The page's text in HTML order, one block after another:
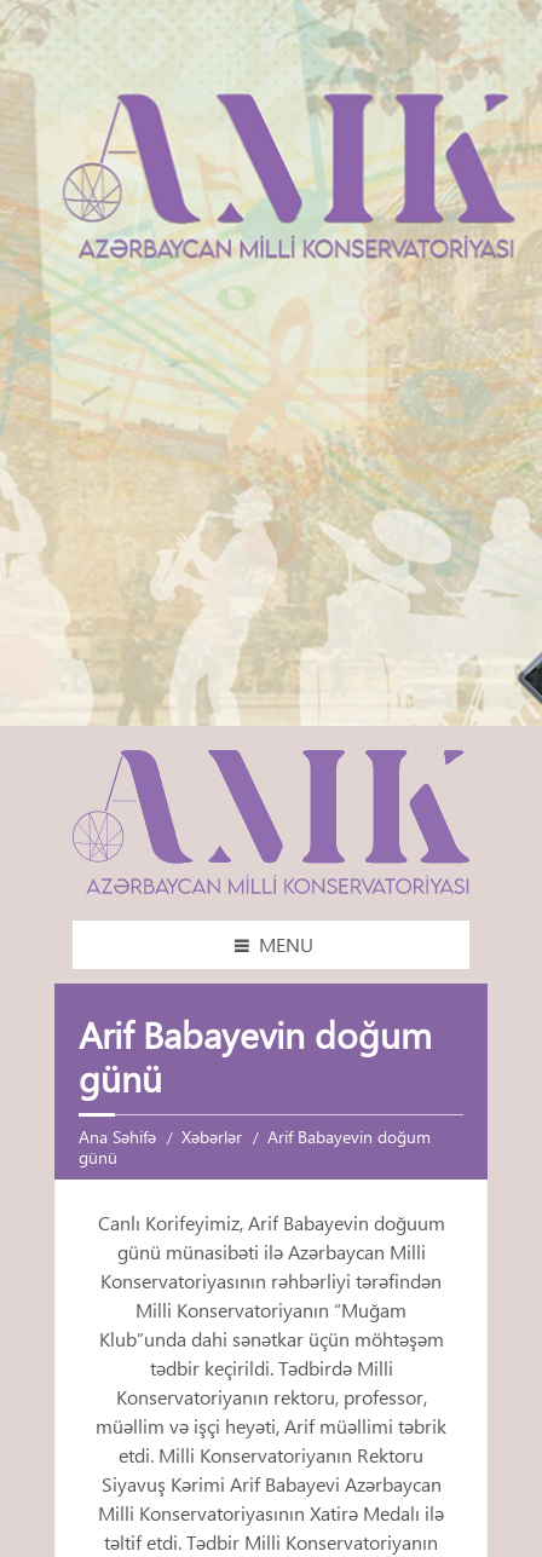
MENU
Arif Babayevin doğum
günü
Ana Səhifə Xəbərlər
Arif Babayevin doğum
günü
Canlı Korifeyimiz, Arif Babayevin doğuum
günü münasibəti ilə Azərbaycan Milli
Konservatoriyasının rəhbərliyi tərəfindən
Milli Konservatoriyanın “Muğam
Klub”unda dahi sənətkar üçün möhtəşəm
tədbir keçirildi. Tədbirdə Milli
Konservatoriyanın rektoru, professor,
müəllim və işçi heyəti, Arif müəllimi təbrik
etdi. Milli Konservatoriyanın Rektoru
Siyavuş Kərimi Arif Babayevi Azərbaycan
Milli Konservatoriyasının Xatirə Medalı ilə
təltif etdi. Tədbir Milli Konservatoriyanın